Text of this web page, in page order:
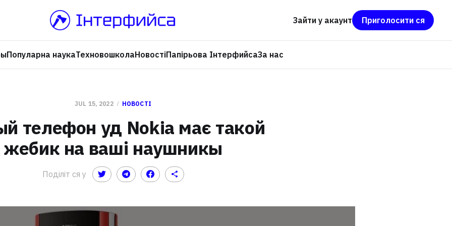
Популарна наукаТехновошколаНовостіПапірьова ІнтерфийсаЗа нас
Зайти у акаунт Приголосити ся
JUL 15, 2022 НОВОСТІ
телефон уд Nokia має такой
жебик на ваші наушникы
Поділіт ся у